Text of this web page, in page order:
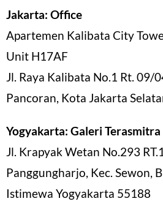
Jakarta: Office
Apartemen Kalibata City
Unit H17AF
Jl. Raya Kalibata No.1 Rt. 09/
Pancoran, Kota Jakarta
Yogyakarta: Galeri Terasmitra
Jl. Krapyak Wetan No.293
Panggungharjo, Kec. Sewon,
Istimewa Yogyakarta 55188